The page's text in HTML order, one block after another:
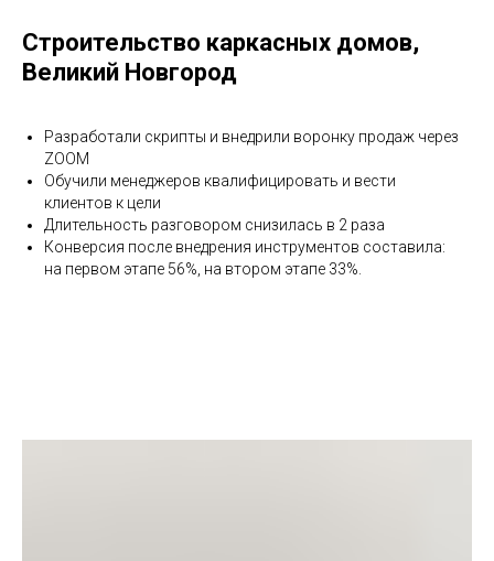
Строительство каркасных домов,
Великий Новгород
Разработали скрипты и внедрили воронку продаж через
ZOOM
Обучили менеджеров квалифицировать и вести
клиентов к цели
Длительность разговором снизилась в 2 раза
Конверсия после внедрения инструментов составила:
на первом этапе 56%, на втором этапе 33%.